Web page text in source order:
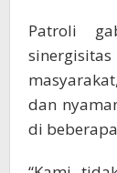
Patroli
dan
di